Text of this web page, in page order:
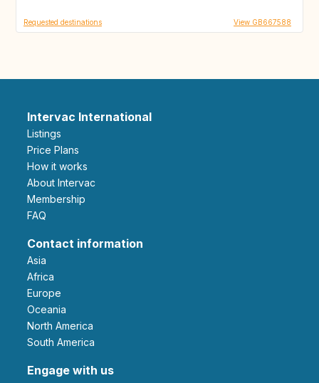
Requested destinations View GB667588
Intervac International
Listings
Price Plans
How it works
About Intervac
Membership
FAQ
Contact information
Asia
Africa
Europe
Oceania
North America
South America
Engage with us